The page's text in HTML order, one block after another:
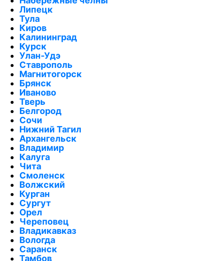
Липецк
Тула
Киров
Калининград
Курск
Улан-Удэ
Ставрополь
Магнитогорск
Брянск
Иваново
Тверь
Белгород
Сочи
Нижний Тагил
Архангельск
Владимир
Калуга
Чита
Смоленск
Волжский
Курган
Сургут
Орел
Череповец
Владикавказ
Вологда
Саранск
Тамбов